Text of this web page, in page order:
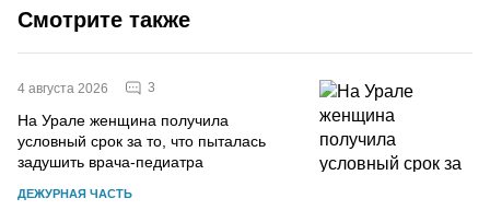
Смотрите также
4 августа 2026 3
На Урале женщина получила
условный срок за то, что пыталась
задушить врача-педиатра
ДЕЖУРНАЯ ЧАСТЬ